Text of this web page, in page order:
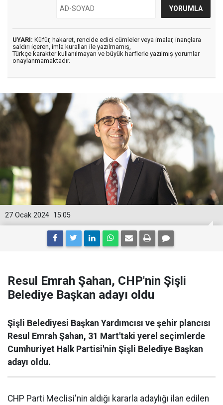
UYARI: Küfür, hakaret, rencide edici cümleler veya imalar, inançlara
saldırı içeren, imla kuralları ile yazılmamış,
Türkçe karakter kullanılmayan ve büyük harflerle yazılmış yorumlar
onaylanmamaktadır.
15:05
27 Ocak 2024
Resul Emrah Şahan, CHP'nin Şişli
Belediye Başkan adayı oldu
Şişli Belediyesi Başkan Yardımcısı ve şehir plancısı
Resul Emrah Şahan, 31 Mart'taki yerel seçimlerde
Cumhuriyet Halk Partisi'nin Şişli Belediye Başkan
adayı oldu.
CHP Parti Meclisi'nin aldığı kararla adaylığı ilan edilen